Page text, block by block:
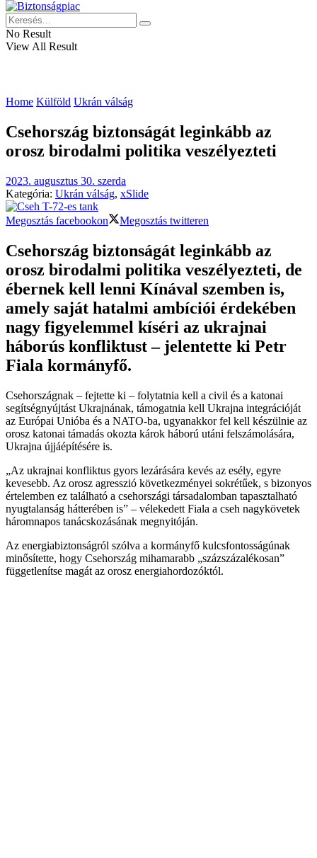
No Result
View All Result
Home Külföld Ukrán válság
Csehország biztonságát leginkább az
orosz birodalmi politika veszélyezteti
2023. augusztus 30. szerda
Kategória: Ukrán válság, xSlide
Megosztás facebookon Megosztás twitteren
Csehország biztonságát leginkább az
orosz birodalmi politika veszélyezteti, de
ébernek kell lenni Kínával szemben is,
amely saját hatalmi ambíciói érdekében
nagy figyelemmel kíséri az ukrajnai
háborús konfliktust – jelentette ki Petr
Fiala kormányfő.
Csehországnak – fejtette ki – folytatnia kell a civil és a katonai
segítségnyújtást Ukrajnának, támogatnia kell Ukrajna integrációját
az Európai Unióba és a NATO-ba, ugyanakkor fel kell készülnie az
orosz katonai támadás okozta károk háború utáni felszámolására,
Ukrajna újjáépítésére is.
„Az ukrajnai konfliktus gyors lezárására kevés az esély, egyre
kevesebb. Az orosz agresszió következményei sokrétűek, s bizonyos
értelemben ez található a csehországi társadalomban tapasztalható
nyugtalanság hátterében is” – vélekedett Fiala a cseh nagykövetek
háromnapos tanácskozásának megnyitóján.
Az energiabiztonságról szólva a kormányfő kulcsfontosságúnak
minősítette, hogy Csehország mihamarabb „százszázalékosan”
függetlenítse magát az orosz energiahordozóktól.